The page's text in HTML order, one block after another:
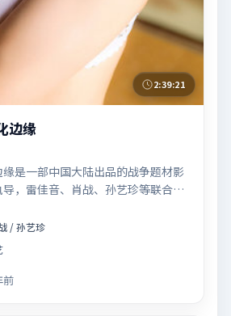
2:39:21
边缘
是一部中国大陆出品的战争题材影
，雷佳音、肖战、孙艺珍等联合主
26日在院线首映。影片围绕「记忆
展开叙事，镜头语言克制而富有张
人物弧光完整；配乐与场面调度强
验，亦留有可供解读的细节空间，
事与人物关系的观众观看与收藏。
/ 孙艺珍
前